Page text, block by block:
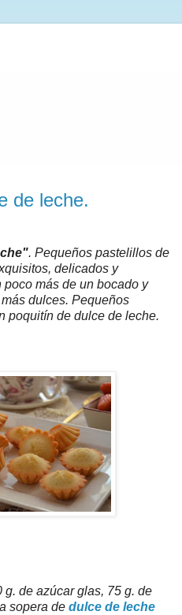
de leche.
. Pequeños pastelillos de
delicados y
más de un bocado y
dulces. Pequeños
poquitín de dulce de leche.
g. de azúcar glas, 75 g. de
sopera de dulce de leche